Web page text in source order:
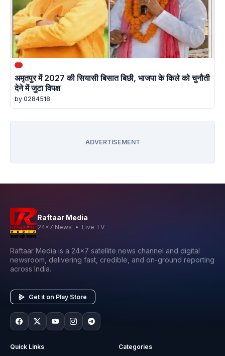
अमृतपुर में 2027 की सियासी बिसात बिछी, भाजपा के किले को चुनौती
देने में जुटा विपक्ष
by 0284518
ADVERTISEMENT
Raftaar Media
24x7 News • Live TV
Raftaar Media is a 24x7 satellite news channel and digital
newsroom, delivering fast, credible, and on-ground reporting
across India.
Get it on Play Store
Quick Links Categories